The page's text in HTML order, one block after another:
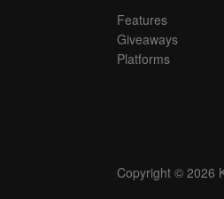
Features
Giveaways
Platforms
Copyright © 2026